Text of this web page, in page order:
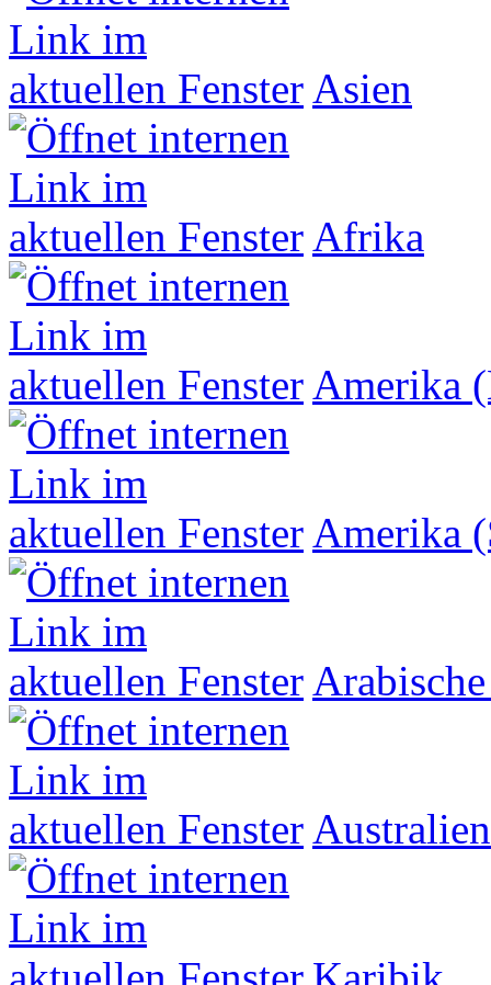
Asien
Afrika
Amerika
Amerika
Australien